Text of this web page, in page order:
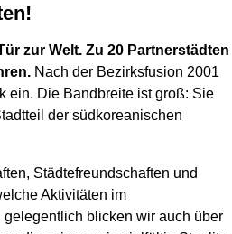
zur Welt. Zu 20 Partnerstädten
Nach der Bezirksfusion 2001
ein. Die Bandbreite ist groß: Sie
der südkoreanischen
Städtefreundschaften und
Aktivitäten im
blicken wir auch über